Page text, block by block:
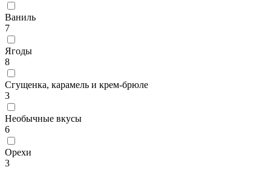
Ваниль
7
Ягоды
8
Сгущенка, карамель и крем-брюле
3
Необычные вкусы
6
Орехи
3